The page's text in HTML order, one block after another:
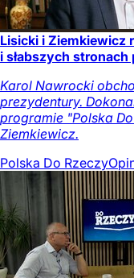
Lisicki i Ziemkiewicz
i słabszych
Karol Nawrocki
prezydentury.
programie "Polska Do
Ziemkiewicz.
Polska Do Rzeczy